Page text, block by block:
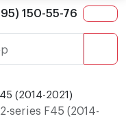
150-55-76
(2014-2021)
series F45 (2014-